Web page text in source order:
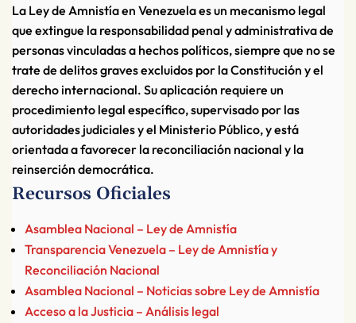
La Ley de Amnistía en Venezuela es un mecanismo legal
que extingue la responsabilidad penal y administrativa de
personas vinculadas a hechos políticos, siempre que no se
trate de delitos graves excluidos por la Constitución y el
derecho internacional. Su aplicación requiere un
procedimiento legal específico, supervisado por las
autoridades judiciales y el Ministerio Público, y está
orientada a favorecer la reconciliación nacional y la
reinserción democrática.
Recursos Oficiales
Asamblea Nacional – Ley de Amnistía
Transparencia Venezuela – Ley de Amnistía y
Reconciliación Nacional
Asamblea Nacional – Noticias sobre Ley de Amnistía
Acceso a la Justicia – Análisis legal